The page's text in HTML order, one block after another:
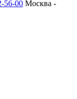
56-00 Москва -